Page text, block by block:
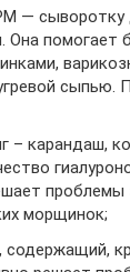
— сыворотку
Она помогает
сыпью.
– карандаш,
проблемы
морщинок;
содержащий,